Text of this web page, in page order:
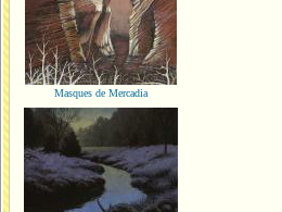
Masques de Mercadia